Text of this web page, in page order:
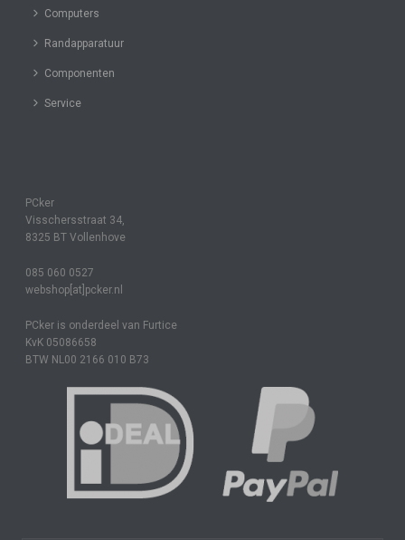
Computers
Randapparatuur
Componenten
Service
PCker
Visschersstraat 34,
8325 BT Vollenhove
085 060 0527
webshop[at]pcker.nl
PCker is onderdeel van Furtice
KvK 05086658
BTW NL00 2166 010 B73